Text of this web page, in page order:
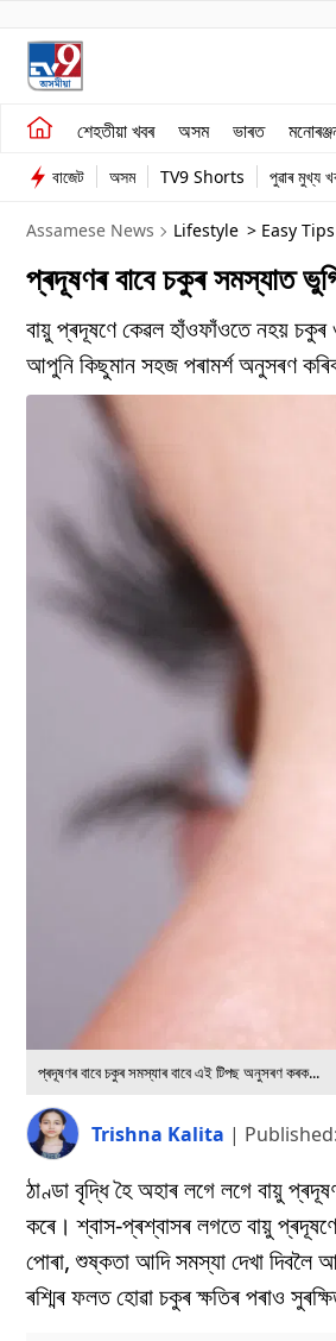
শেহতীয়া খবৰ অসম ভাৰত
শেহতীয়া খবৰ
অসম
ভাৰত
বাজেট অসম TV9 Shorts পুৱাৰ মুখ্য
Assamese News Lifestyle > Easy
প্ৰদূষণৰ বাবে চকুৰ সমস্যাত
বায়ু প্ৰদূষণে কেৱল হাঁওফাঁওতে নহয়
আপুনি কিছুমান সহজ পৰামৰ্শ অনুসৰণ
প্ৰদূষণৰ বাবে চকুৰ সমস্যাৰ বাবে এই টিপছ অনুসৰণ কৰক...
Trishna Kalita | Published:
ঠাণ্ডা বৃদ্ধি হৈ অহাৰ লগে লগে বায়ু
কৰে। শ্বাস-প্ৰশ্বাসৰ লগতে বায়ু
পোৰা, শুষ্কতা আদি সমস্যা দেখা দিবলৈ
ৰশ্মিৰ ফলত হোৱা চকুৰ ক্ষতিৰ পৰাও